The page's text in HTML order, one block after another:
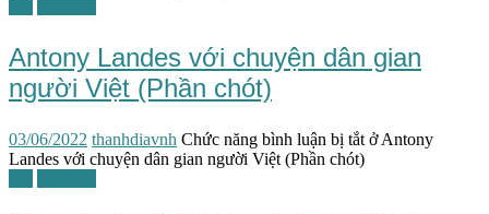
Antony Landes với chuyện dân gian
người Việt (Phần chót)
03/06/2022 thanhdiavnh Chức năng bình luận bị tắt ở Antony
Landes với chuyện dân gian người Việt (Phần chót)